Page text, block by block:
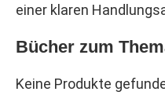
einer klaren
Bücher zum
Keine Produkte